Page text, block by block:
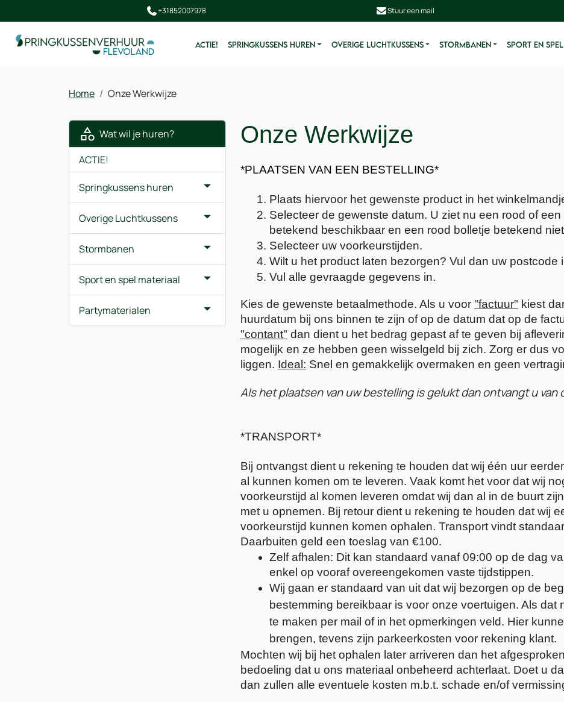
+31852007978 Stuur een mail
ACTIE! SPRINGKUSSENS HUREN OVERIGE LUCHTKUSSENS STORMBANEN SPORT EN
Home Onze Werkwijze
Wat wil je huren?
ACTIE!
Springkussens huren
Overige Luchtkussens
Stormbanen
Sport en spel materiaal
Partymaterialen
Onze Werkwijze
*PLAATSEN VAN EEN BESTELLING*
Plaats hiervoor het gewenste product in het
Selecteer de gewenste datum. U ziet nu een rood of
betekend beschikbaar en een rood bolletje betekend
Selecteer uw voorkeurstijden.
Wilt u het product laten bezorgen? Vul dan uw postcode
Vul alle gevraagde gegevens in.
Kies de gewenste betaalmethode. Als u voor "factuur" kiest
"contant" dan dient u het bedrag gepast af te geven bij
mogelijk en ze hebben geen wisselgeld bij zich. Zorg er dus
liggen. Ideal: Snel en gemakkelijk overmaken en geen
Als het plaatsen van uw bestelling is gelukt dan ontvangt u
*TRANSPORT*
Bij ontvangst dient u rekening te houden dat wij één uur
al kunnen komen om te leveren. Vaak komt het voor dat wij
voorkeurstijd al komen leveren omdat wij dan al in de buurt
met u opnemen. Bij retour dient u rekening te houden dat wij
voorkeurstijd kunnen komen ophalen. Transport vindt
Daarbuiten geld een toeslag van €100.
Zelf afhalen: Dit kan standaard vanaf 09:00 op de dag
enkel op vooraf overeengekomen vaste tijdstippen.
Wij gaan er standaard van uit dat wij bezorgen op de
bestemming bereikbaar is voor onze voertuigen. Als dat
te maken per mail of in het opmerkingen veld. Hier
brengen, tevens zijn parkeerkosten voor rekening klant.
Mochten wij bij het ophalen later arriveren dan het
bedoeling dat u ons materiaal onbeheerd achterlaat. Doet u
dan zullen alle eventuele kosten m.b.t. schade en/of